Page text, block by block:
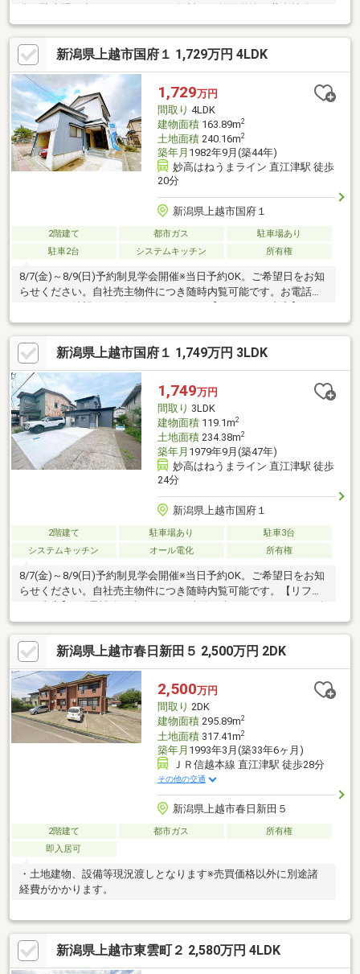
化、駐車場１台、インターネット無料。・前面道路は共有持分。
※本体代金に別途諸経費が掛かりますので予めご了承くださいま
せ。
新潟県上越市国府１ 1,729万円 4LDK
1,729万円
間取り 4LDK
建物面積163.89m2
土地面積240.16m2
築年月 1982年9月(築44年)
妙高はねうまライン 直江津駅 徒歩
20分
新潟県上越市国府１
2階建て 都市ガス
駐車場あり
駐車2台
システムキッチン 所有権
8/7(金)～8/9(日)予約制見学会開催※当日予約OK。ご希望日をお知
らせください。自社売主物件につき随時内覧可能です。お電話か
ロアリ防除工事、鍵交換、雨漏り点検●駐車場拡張、屋根塗装、
外壁塗装●システムキッチン交換、ユニットバス交換、トイレ交
換、洗面化粧台交換●間取変更、室内ドア（一部）交換、床材上
張り、シューズボックス交換、クロス張替え●給湯器交換、イン
ターホン設置、火災警報器設置、照明器具交換【おすすめポイン
ト】・本物件は条件により住宅ローン減税が適用されます。・雨
漏り、構造上主要な部分の欠陥
新潟県上越市国府１ 1,749万円 3LDK
1,749万円
間取り 3LDK
建物面積119.1m2
土地面積234.38m2
築年月 1979年9月(築47年)
妙高はねうまライン 直江津駅 徒歩
24分
新潟県上越市国府１
2階建て 駐車場あり
駐車3台
システムキッチン
オール電化 所有権
8/7(金)～8/9(日)予約制見学会開催※当日予約OK。ご希望日をお知
らせください。自社売主物件につき随時内覧可能です。【リフォ
ーム内容】●耐震補強工事●シロアリ防除工事、クリーニング、鍵
交換、雨漏り点検、設備点検●駐車場拡張、屋根塗装、外壁塗装●
システムキッチン交換、ユニットバス交換、トイレ交換、洗面化
粧台交換●間取変更、玄関ドア交換、室内ドア交換、床材上張
り、シューズボックス交換、クロス張替え●給湯器交換、インタ
ーホン設置、火災警報器設置、照明器具交換【おすすめポイン
ト】・耐震適合証明書を取得すれば（要別途費用）、条件により
住宅ローン減税や不動産取得税減
新潟県上越市春日新田５ 2,500万円 2DK
2,500万円
間取り 2DK
建物面積295.89m2
土地面積317.41m2
築年月 1993年3月(築33年6ヶ月)
ＪＲ信越本線 直江津駅 徒歩28分
その他の交通
新潟県上越市春日新田５
2階建て 都市ガス
所有権
即入居可
・土地建物、設備等現況渡しとなります※売買価格以外に別途諸
経費がかかります。
新潟県上越市東雲町２ 2,580万円 4LDK